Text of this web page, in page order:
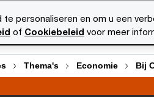
Diensten
Thema's Economie Bij
te personaliseren en om u een
of Cookiebeleid voor meer